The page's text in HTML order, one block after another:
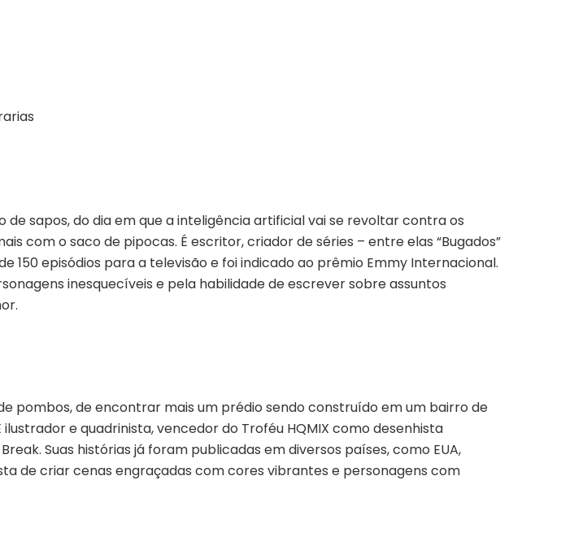
sapos, do dia em que a inteligência artificial vai se revoltar contra os
com o saco de pipocas. É escritor, criador de séries – entre elas “Bugados”
150 episódios para a televisão e foi indicado ao prêmio Emmy Internacional.
inesquecíveis e pela habilidade de escrever sobre assuntos
pombos, de encontrar mais um prédio sendo construído em um bairro de
e quadrinista, vencedor do Troféu HQMIX como desenhista
Suas histórias já foram publicadas em diversos países, como EUA,
de criar cenas engraçadas com cores vibrantes e personagens com